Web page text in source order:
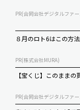
PR(合同会社デジタルファ
８月のロト6はこの方
PR(株式会社MURA)
【宝くじ】このまま
PR(合同会社デジタルファ